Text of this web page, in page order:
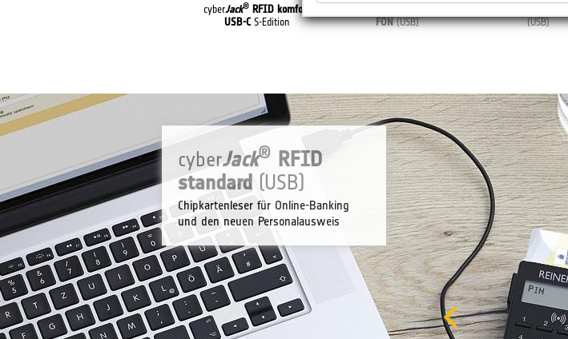
cyberJack® RFID komfort
USB-CS-Edition
®
FON(USB)
®
(USB)
cyberJack® RFID
standard (USB)
Chipkartenleser für Online-Banking
und den neuen Personalausweis